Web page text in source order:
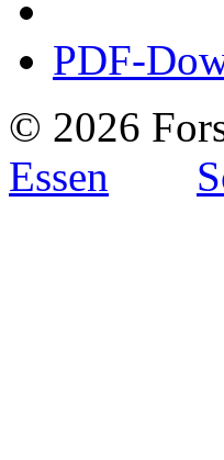
PDF-
© 2026
Essen